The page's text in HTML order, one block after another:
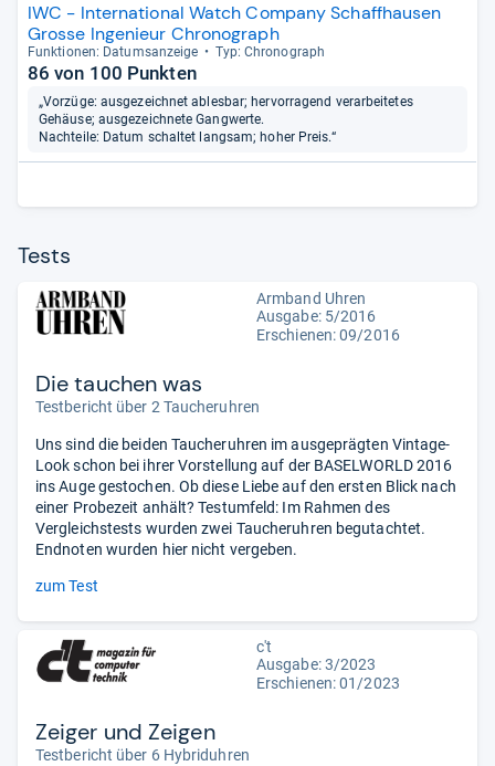
IWC - International Watch Company Schaffhausen
Grosse Ingenieur Chronograph
Funk­tio­nen: Datums­an­zeige Typ: Chro­no­graph
86 von 100 Punkten
„Vorzüge: ausgezeichnet ablesbar; hervorragend verarbeitetes
Gehäuse; ausgezeichnete Gangwerte.
Nachteile: Datum schaltet langsam; hoher Preis.“
Tests
Armband Uhren
Ausgabe: 5/2016
Erschienen: 09/2016
Die tauchen was
Testbericht über 2 Taucheruhren
Uns sind die beiden Taucheruhren im ausgeprägten Vintage-
Look schon bei ihrer Vorstellung auf der BASELWORLD 2016
ins Auge gestochen. Ob diese Liebe auf den ersten Blick nach
einer Probezeit anhält? Testumfeld: Im Rahmen des
Vergleichstests wurden zwei Taucheruhren begutachtet.
Endnoten wurden hier nicht vergeben.
zum Test
c't
Ausgabe: 3/2023
Erschienen: 01/2023
Zeiger und Zeigen
Testbericht über 6 Hybriduhren